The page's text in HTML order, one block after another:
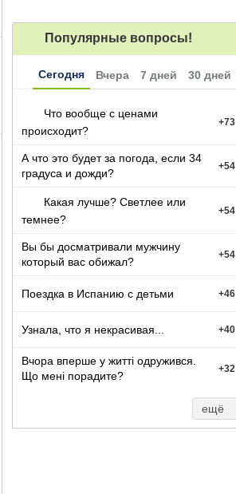
Популярные вопросы!
Сегодня Вчера 7 дней 30 дней
Что вообще с ценами
происходит?
+73
А что это будет за погода, если 34
градуса и дожди?
+54
Какая лучше? Светлее или
темнее?
+54
Вы бы досматривали мужчину
который вас обижал?
+54
Поездка в Испанию с детьми +46
Узнала, что я некрасивая... +40
Вчора вперше у житті одружився.
Що мені порадите?
+32
ещё